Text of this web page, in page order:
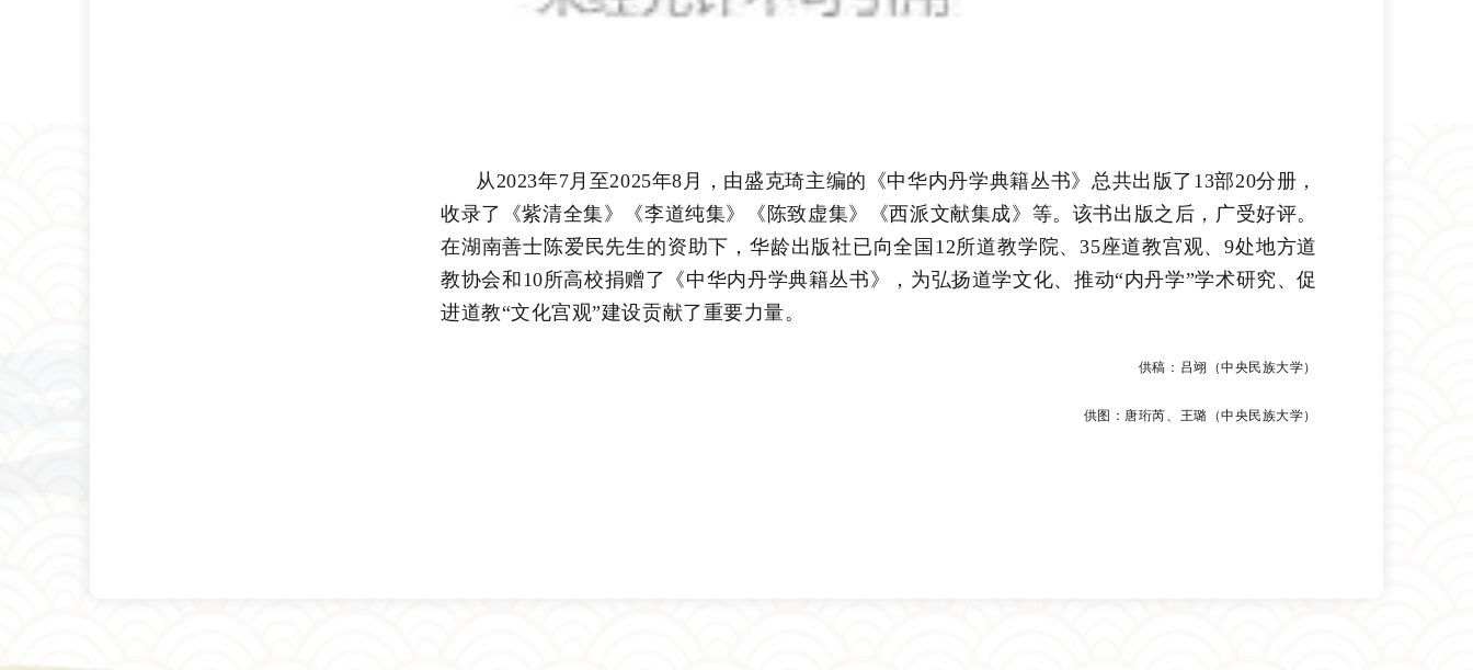
从2023年7月至2025年8月，由盛克琦主编的《中华内丹学典籍丛书》总共出版了13部20分册，
收录了《紫清全集》《李道纯集》《陈致虚集》《西派文献集成》等。该书出版之后，广受好评。
在湖南善士陈爱民先生的资助下，华龄出版社已向全国12所道教学院、35座道教宫观、9处地方道
教协会和10所高校捐赠了《中华内丹学典籍丛书》，为弘扬道学文化、推动“内丹学”学术研究、促
进道教“文化宫观”建设贡献了重要力量。
供稿：吕翊（中央民族大学）
供图：唐珩芮、王璐（中央民族大学）